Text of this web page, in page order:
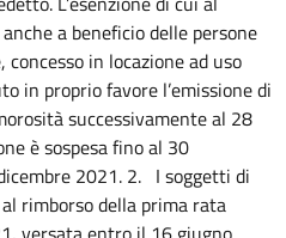
a beneficio delle persone
in locazione ad uso
in proprio favore l’emissione di
successivamente al 28
è sospesa fino al 30
2021. 2. I soggetti di
rimborso della prima rata